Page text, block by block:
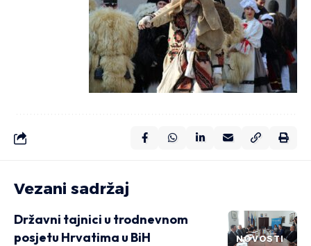
Vezani sadržaj
NOVOSTI
Državni tajnici u trodnevnom
posjetu Hrvatima u BiH